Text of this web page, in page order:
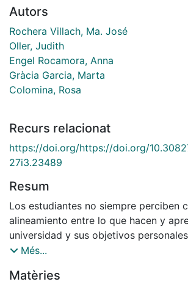
Autors
Rochera Villach, Ma. José
Oller, Judith
Engel Rocamora, Anna
Gràcia Garcia, Marta
Colomina, Rosa
Recurs relacionat
https://doi.org/https://doi.org/
27i3.23489
Resum
Los estudiantes no siempre perciben
alineamiento entre lo que hacen y
universidad y sus objetivos
La reflexión, entendida como un
concretas, es clave para lograrlo. Los
Més...
Matèries